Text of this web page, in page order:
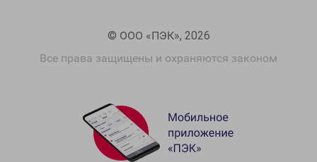
© ООО «ПЭК», 2026
Все права защищены и охраняются законом